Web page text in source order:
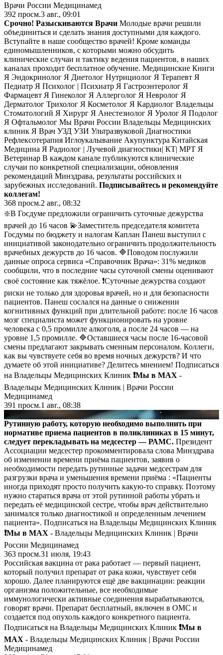
Врачи России Медицинамед
392 просм.3 авг., 09:01
Срочно! Разыскиваются Врачи Молодые врачи решили
объединиться и сделать знания доступными для каждого.
Вступайте в наше сообщество врачей! Кроме команды
единомышленников, с которыми можно обсудить
клинические случаи и тактику ведения пациентов, в наших
каналах проходит бесплатное обучение. Медицинские Книги
Я Эндокринолог Я Диетолог Нутрициолог Я Терапевт Я
Педиатр Я Психолог | Психиатр Я Гастроэнтеролог Я
Фармацевт Я Гинеколог Я Аллерголог Я Невролог Я
Дерматолог Трихолог Я Косметолог Я Кардиолог Владельцы
Стоматологий Я Хирург Я Анестезиолог Я Уролог Я Подолог
Я Офтальмолог Мы Врачи России Владельцы Медицинских
клиник Я Врач УЗД УЗИ Ультразвуковой Диагностики
Рефлексотерапия Иглоукалывание Акупунктура Китайская
Медицина Я Радиолог | Лучевой диагностики| КТ| МРТ Я
Ветеринар В каждом канале публикуются клинические
случаи по конкретной специализации, обновления
рекомендаций Минздрава, результаты российских и
зарубежных исследований. Подписывайтесь и рекомендуйте
коллегам!
368 просм.2 авг., 08:32
❇️В Госдуме предложили ограничить суточные дежурства
врачей до 16 часов 💫Заместитель председателя комитета
Госдумы по бюджету и налогам Каплан Панеш выступил с
инициативой законодательно ограничить продолжительность
врачебных дежурств до 16 часов. 🔷Поводом послужили
данные опроса сервиса «Справочник Врача»: 31% медиков
сообщили, что в последние часы суточной смены оценивают
своё состояние как тяжёлое. ❗️Суточные дежурства создают
риски не только для здоровья врачей, но и для безопасности
пациентов. Панеш сослался на данные о снижении
когнитивных функций при длительной работе: после 16 часов
мозг специалиста может функционировать на уровне
человека с 0,5 промилле алкоголя, а после 24 часов — на
уровне 1,5 промилле. 🔷Оставшиеся часы после 16-часовой
смены предлагают закрывать сменным персоналом. Коллеги,
как вы чувствуете себя во время ночных дежурств? И что
думаете об этой инициативе? Делитесь мнением! Подписаться
на Владельцы Медицинских Клиник ❗️Мы в MAX -
Владельцы Медицинских Клиник | Врачи России
Медицинамед
391 просм.1 авг., 08:38
▶
Рутинную работу, которую необходимо выполнить при
нормативе приема пациентов в поликлиниках в 15 минут,
следует перекладывать на медсестер — РАМС. Президент
Ассоциации медсестер прокомментировала слова Минздрава
об изменении времени приёма пациентов, заявив о
необходимости передать рутинные задачи медсестрам для
разгрузки врача и уменьшения времени приёма : «Пациенты
иногда приходят просто получить какую-то справку. Поэтому
нужно стараться врача от этой рутинной работы убрать и
передать её медицинской сестре, чтобы врач действительно
занимался только диагностикой и определенным лечением
пациента». Подписаться на Владельцы Медицинских Клиник
❗️Мы в MAX - Владельцы Медицинских Клиник | Врачи
России Медицинамед
363 просм.31 июля, 19:43
Российская вакцина от рака работает — первый пациент,
который получил препарат от рака кожи, чувствует себя
хорошо. Далее планируются ещё две вакцинации: реакции
организма положительные, все необходимые
иммунологически активные соединения вырабатываются,
говорят врачи. Препарат бесплатный, включен в ОМС и
создается под опухоль каждого конкретного пациента.
Подписаться на Владельцы Медицинских Клиник ❗️Мы в
MAX - Владельцы Медицинских Клиник | Врачи России
Медицинамед